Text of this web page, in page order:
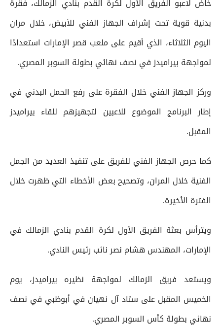
خاض لاعبو الفريق الأول لكرة القدم بنادي الزمالك، فقرة
بدنية قوية تحت إشراف الجهاز الفني للأبيض، خلال مران
اليوم الثلاثاء، الذي أقيم على ملعب قصر الإمارات استعدادًا
لمواجهة بيراميدز في نصف نهائي بطولة السوبر المصري.
وركز الجهاز الفني خلال الفقرة على رفع الحمل البدني في
إطار البرنامج الموضوع للاعبين لتجهيزهم للقاء بيراميدز
المقبل.
كما حرص الجهاز الفني للفريق على تنفيذ العديد من الجمل
الفنية خلال المران، وتصحيح بعض الأخطاء التي ظهرت خلال
الفترة الأخيرة.
ويترأس بعثة الفريق الأول لكرة القدم بنادي الزمالك في
الإمارات، المهندس هشام نصر نائب رئيس النادي.
‏ويستعد فريق الزمالك لمواجهة نظيره بيراميدز، يوم
الخميس المقبل على ستاد آل نهيان في أبوظبي في نصف
نهائي بطولة كأس السوبر المصري.